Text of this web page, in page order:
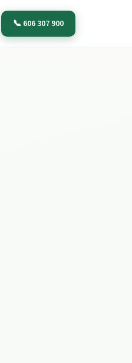
📞 606 307 900